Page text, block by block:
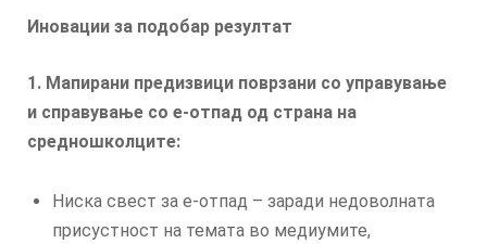
Иновации за подобар резултат
1. Мапирани предизвици поврзани со управување
и справување со е-отпад од страна на
средношколците:
Ниска свест за е-отпад – заради недоволната
присустност на темата во медиумите,